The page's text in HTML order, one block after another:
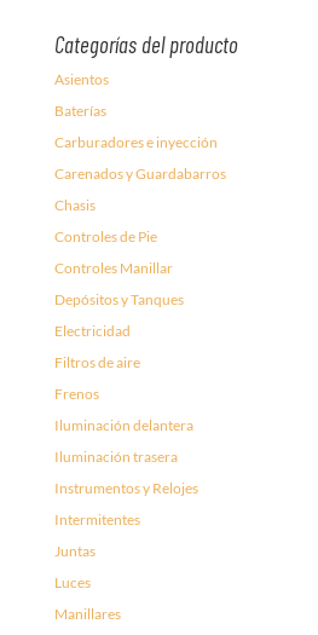
Categorías del producto
Asientos
Baterías
Carburadores e inyección
Carenados y Guardabarros
Chasis
Controles de Pie
Controles Manillar
Depósitos y Tanques
Electricidad
Filtros de aire
Frenos
Iluminación delantera
Iluminación trasera
Instrumentos y Relojes
Intermitentes
Juntas
Luces
Manillares